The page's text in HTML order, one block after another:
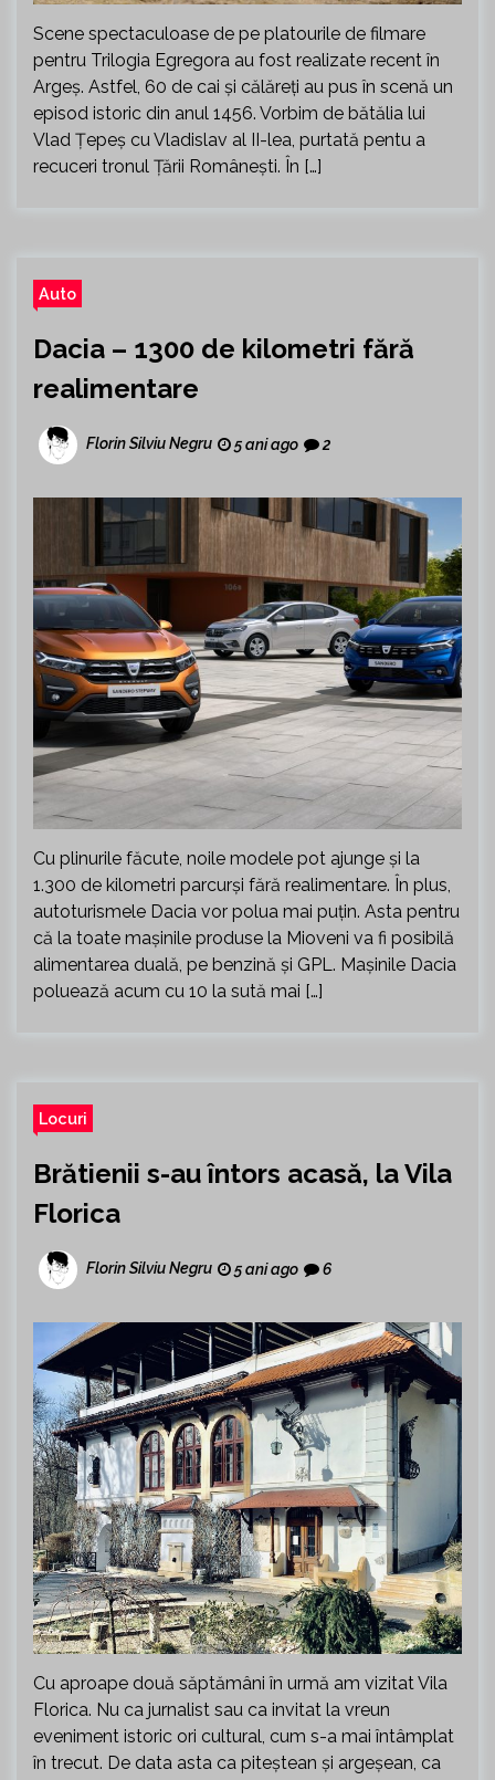
Scene spectaculoase de pe platourile de filmare
pentru Trilogia Egregora au fost realizate recent în
Argeș. Astfel, 60 de cai și călăreți au pus în scenă un
episod istoric din anul 1456. Vorbim de bătălia lui
Vlad Țepeș cu Vladislav al II-lea, purtată pentu a
recuceri tronul Țării Românești. În […]
Auto
Dacia – 1300 de kilometri fără
realimentare
Florin Silviu Negru 5 ani ago 2
Cu plinurile făcute, noile modele pot ajunge şi la
1.300 de kilometri parcurşi fără realimentare. În plus,
autoturismele Dacia vor polua mai puţin. Asta pentru
că la toate maşinile produse la Mioveni va fi posibilă
alimentarea duală, pe benzină şi GPL. Maşinile Dacia
poluează acum cu 10 la sută mai […]
Locuri
Brătienii s-au întors acasă, la Vila
Florica
Florin Silviu Negru 5 ani ago 6
Cu aproape două săptămâni în urmă am vizitat Vila
Florica. Nu ca jurnalist sau ca invitat la vreun
eveniment istoric ori cultural, cum s-a mai întâmplat
în trecut. De data asta ca piteștean și argeșean, ca